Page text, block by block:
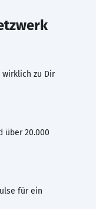
wirklich zu Dir
über 20.000
für ein